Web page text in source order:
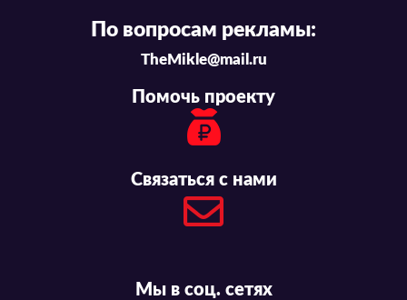
По вопросам рекламы:
TheMikle@mail.ru
Помочь проекту
Связаться с нами
Мы в соц. сетях